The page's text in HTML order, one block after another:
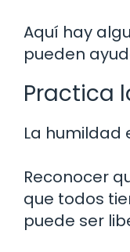
Aquí hay
pueden
Practica
La humildad
Reconocer
que todos
puede ser